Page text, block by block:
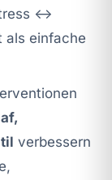
↔
einfache
verbessern